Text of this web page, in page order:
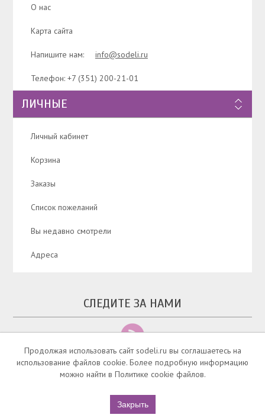
О нас
Карта сайта
Напишите нам: info@sodeli.ru
Телефон: +7 (351) 200-21-01
ЛИЧНЫЕ
Личный кабинет
Корзина
Заказы
Список пожеланий
Вы недавно смотрели
Адреса
СЛЕДИТЕ ЗА НАМИ
Copyright © 2026 Маммологический салон Содели - Челябинск. Все права
защищены.
Продолжая использовать сайт sodeli.ru вы соглашаетесь на
использование файлов cookie. Более подробную информацию
можно найти в Политике cookie файлов.
Закрыть